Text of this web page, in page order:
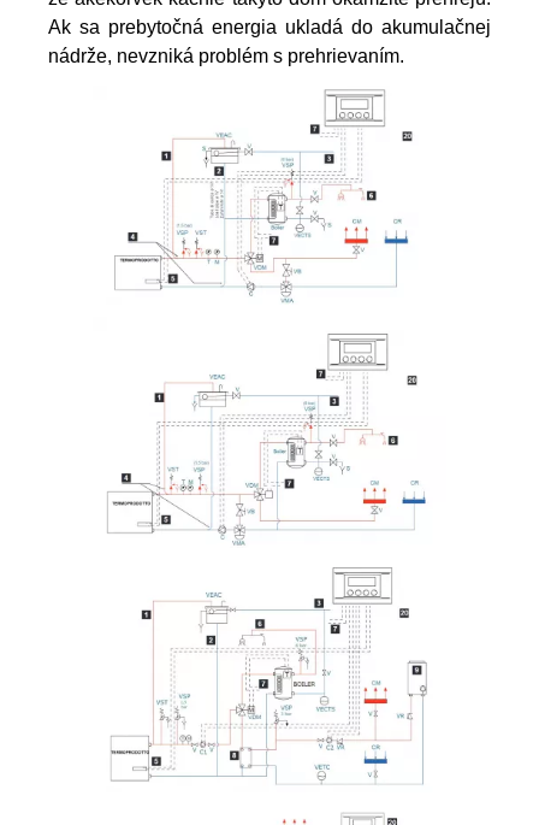
Ak sa prebytočná energia ukladá do akumulačnej
nádrže, nevzniká problém s prehrievaním.